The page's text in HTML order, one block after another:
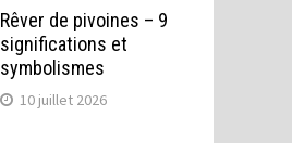
Rêver de pivoines – 9
significations et
symbolismes
10 juillet 2026